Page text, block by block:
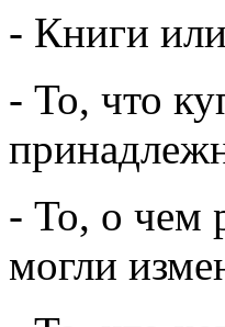
- Книги
- То, что
- То, о чем
могли